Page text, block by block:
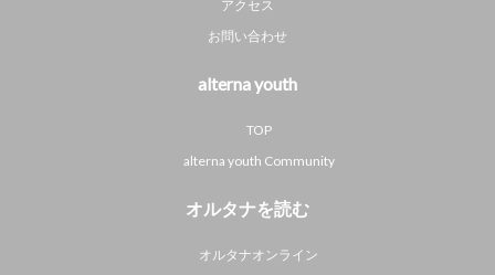
アクセス
お問い合わせ
alterna youth
TOP
alterna youth Community
オルタナを読む
オルタナオンライン